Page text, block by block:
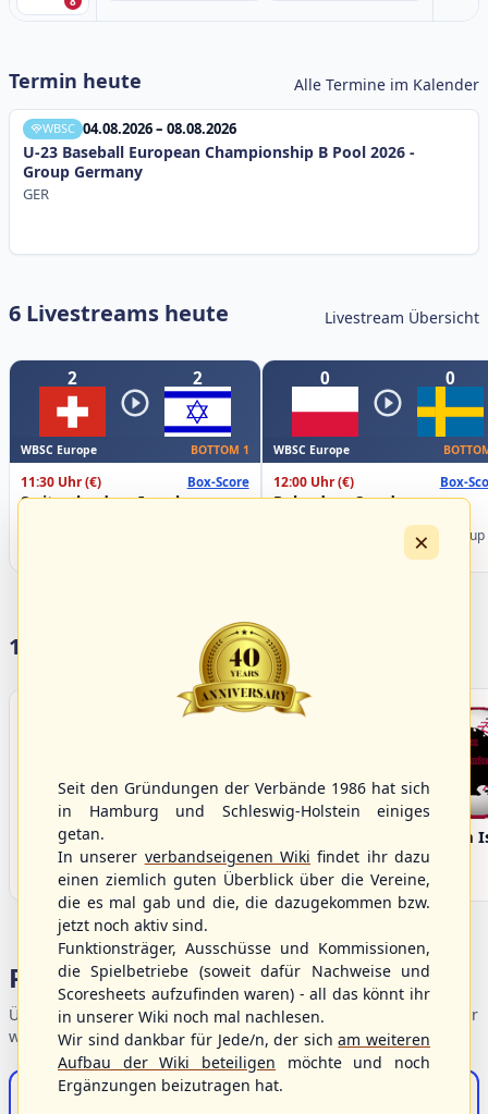
Termin heute Alle Termine im Kalender
WBSC 04.08.2026 – 08.08.2026
U-23 Baseball European Championship B Pool 2026 -
Group Germany
GER
6 Livestreams heute Livestream Übersicht
2 2
WBSC Europe BOTTOM 1
11:30 Uhr(€) Box-Score
Switzerland vs. Israel
0 0
WBSC Europe
12:00 Uhr(€) Box-
Poland vs. Sweden
Championship B Pool 2026 - Group
17 Vereine im S/HBV
Bargenstedt
Beavers
Fehmarn
Portalbereiche
Übersicht der Verbandsbereiche – wählen Sie einen Einstieg für
weiterführende Informationen.
S/HBV-Shop
×
Seit den Gründungen der Verbände 1986 hat sich
in Hamburg und Schleswig-Holstein einiges
getan.
In unserer verbandseigenen Wiki findet ihr dazu
einen ziemlich guten Überblick über die Vereine,
die es mal gab und die, die dazugekommen bzw.
jetzt noch aktiv sind.
Funktionsträger, Ausschüsse und Kommissionen,
die Spielbetriebe (soweit dafür Nachweise und
Scoresheets aufzufinden waren) - all das könnt ihr
in unserer Wiki noch mal nachlesen.
Wir sind dankbar für Jede/n, der sicham weiteren
Aufbau der Wiki beteiligen möchte und noch
Ergänzungen beizutragen hat.